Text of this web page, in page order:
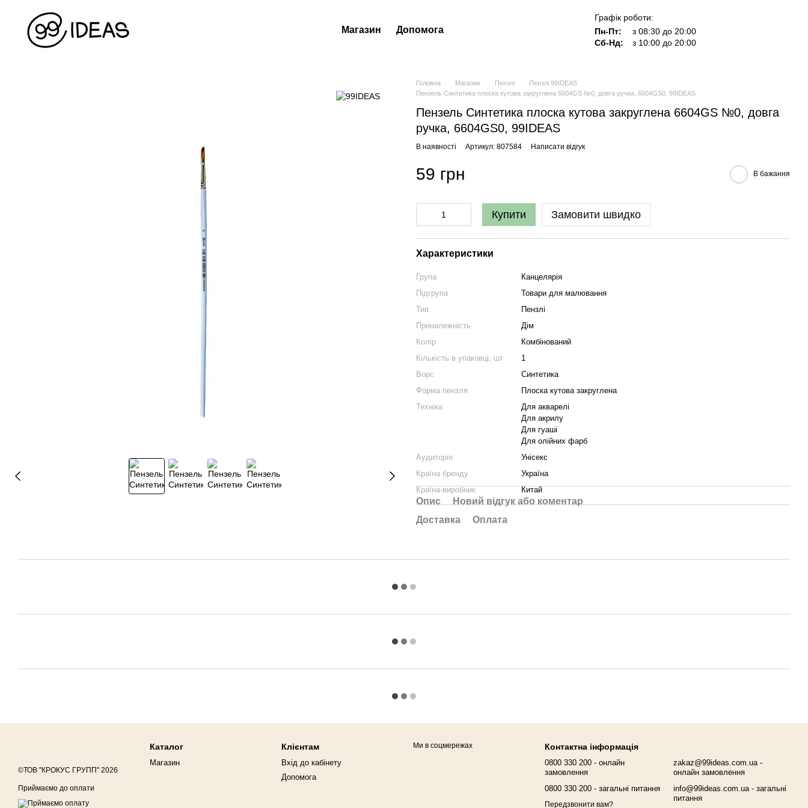
Магазин Допомога
Графік роботи:
Пн-Пт:
з 08:30 до 20:00
Сб-Нд:
з 10:00 до 20:00
Головна Магазин Пензлі
Пензлі 99IDEAS
Пензель Синтетика плоска кутова закруглена 6604GS №0, довга ручка, 6604GS0, 99IDEAS
Пензель Синтетика плоска кутова закруглена 6604GS №0, довга
ручка, 6604GS0, 99IDEAS
В наявності Артикул: 807584 Написати відгук
59 грн В бажання
Купити Замовити швидко
Характеристики
Група
Канцелярія
Підгрупа
Товари для малювання
Тип
Пензлі
Приналежність
Дім
Колір
Комбінований
Кількість в упаковці, шт
1
Ворс
Синтетика
Форма пензля
Плоска кутова закруглена
Техніка
Для акварелі
Для акрилу
Для гуаші
Для олійних фарб
Аудиторія
Унісекс
Країна бренду
Україна
Країна-виробник
Китай
Опис
Новий відгук або коментар
Доставка
Оплата
©ТОВ "КРОКУС ГРУПП" 2026
Приймаємо до оплати
Каталог
Магазин
Клієнтам
Вхід до кабінету
Допомога
Ми в соцмережах Контактна інформація
0800 330 200 - онлайн
замовлення
0800 330 200 - загальні питання
Передзвонити вам?
zakaz@99ideas.com.ua -
онлайн замовлення
info@99ideas.com.ua - загальні
питання